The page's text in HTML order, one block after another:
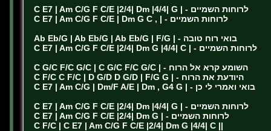
C E7 | Am C/G F C/E |2/4| Dm |4/4| G | - לרוחות השמיים
C E7 | Am C/G F C/E | Dm G C , | - לרוחות השמיים
Ab Eb/G | Ab Eb/G | Ab Eb/G | F/G | - בואי רוח טובה
C E7 | Am C/G F C/E |2/4| Dm G |4/4| C | - לרוחות השמיים
C G/C F/C G/C | C G/C F/C G/C | - השומע קרא אל הרוח
C F/C C F/C | D G/D D G/D | F/G G | - היודעת את הרוח
C E7 | Am C/G | Dm/F A/E | Dm , G4 G | - בואי ואמרי לי כן
C E7 | Am C/G F C/E |2/4| Dm |4/4| G | - לרוחות השמיים
C E7 | Am C/G F C/E |2/4| Dm G | - לרוחות השמיים
C F/C | C E7 | Am C/G F C/E |2/4| Dm G |4/4| C ||